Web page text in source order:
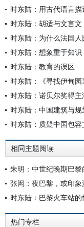
时东陆：用古代语言
时东陆：胡适与文言文
时东陆：为什么法国人
时东陆：想象重于知识
时东陆：教育的误区
时东陆：《寻找伊甸园
时东陆：诺贝尔奖得
时东陆：中国建筑与
时东陆：质疑中国包容
相同主题阅读
朱明：中世纪晚期巴
张闳：夜巴黎，或印象
时东陆：巴黎火车站的
热门专栏